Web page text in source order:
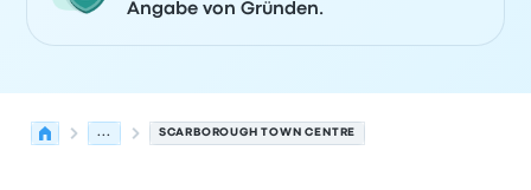
Angabe von Gründen.
... SCARBOROUGH TOWN CENTRE